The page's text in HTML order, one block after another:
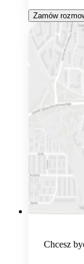
Zamów
Chcesz